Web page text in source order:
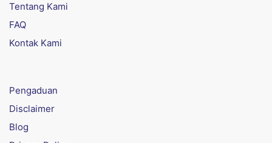
Tentang Kami
FAQ
Kontak Kami
Pengaduan
Disclaimer
Blog